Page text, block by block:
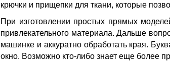
крючки и прищепки для ткани, которые
При изготовлении простых прямых
привлекательного материала. Дальше
машинке и аккуратно обработать края.
окно. Возможно кто-либо знает еще более